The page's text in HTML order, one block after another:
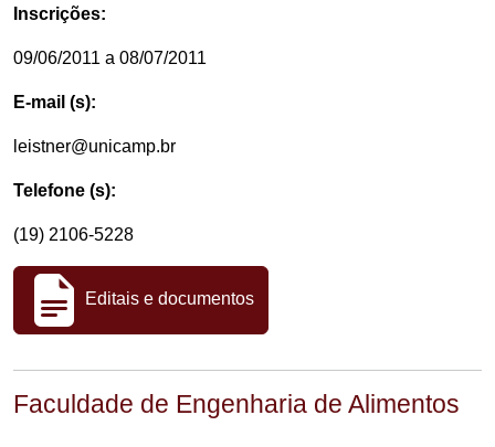
Inscrições:
09/06/2011 a 08/07/2011
E-mail (s):
leistner@unicamp.br
Telefone (s):
(19) 2106-5228
Editais e documentos
Faculdade de Engenharia de Alimentos